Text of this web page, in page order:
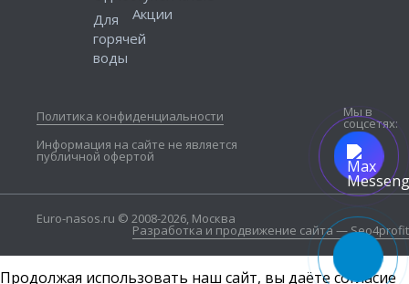
Для
горячей
воды
Акции
Политика конфиденциальности
Информация на сайте не является
публичной офертой
Мы в
соцсетях:
Euro-nasos.ru © 2008-2026, Москва
Разработка и продвижение сайта — Seo4profit
Продолжая использовать наш сайт, вы даёте согласие